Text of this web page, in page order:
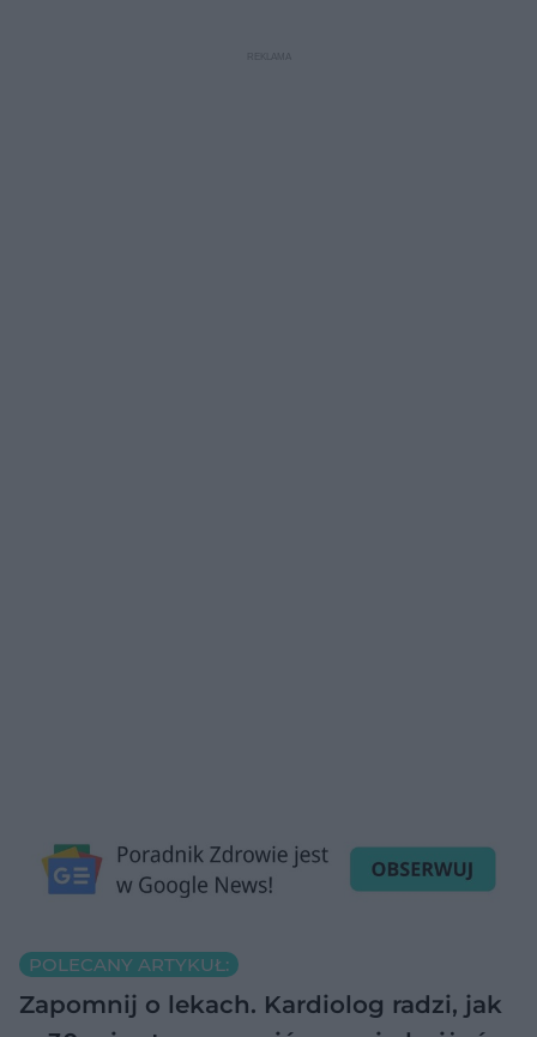
POLECANY ARTYKUŁ:
Zapomnij o lekach. Kardiolog radzi, jak